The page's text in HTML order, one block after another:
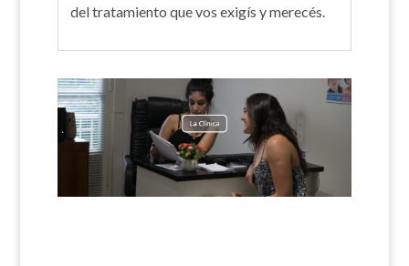
del tratamiento que vos exigís y merecés.